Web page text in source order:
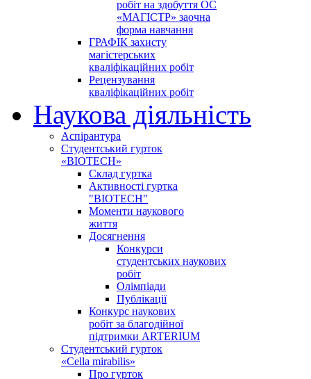
робіт на здобуття ОС
«МАГІСТР» заочна
форма навчання
ГРАФІК захисту
магістерських
кваліфікаційних робіт
Рецензування
кваліфікаційних робіт
Наукова діяльність
Аспірантура
Студентський гурток
«BIOTECH»
Склад гуртка
Активності гуртка
"BIOTECH"
Моменти наукового
життя
Досягнення
Конкурси
студентських наукових
робіт
Олімпіади
Публікації
Конкурс наукових
робіт за благодійної
підтримки ARTERIUM
Студентський гурток
«Cella mirabilis»
Про гурток